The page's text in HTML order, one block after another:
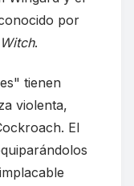
por
.
tienen
violenta,
El